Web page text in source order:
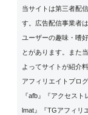
当サイトは第三者配
す。広告配信事業者
ユーザーの趣味・嗜
とがあります。また
よってサイトが紹介
アフィリエイトプロ
『afb』『アクセス
lmat』『TGアフィリ